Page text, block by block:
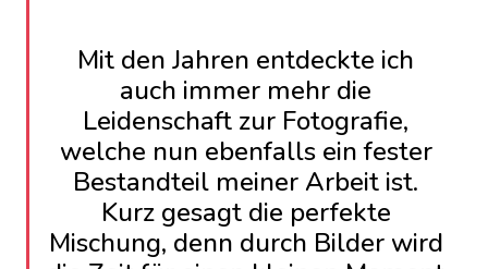
Mit den Jahren entdeckte ich
auch immer mehr die
Leidenschaft zur Fotografie,
welche nun ebenfalls ein fester
Bestandteil meiner Arbeit ist.
Kurz gesagt die perfekte
Mischung, denn durch Bilder wird